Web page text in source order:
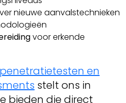
nieuwe aanvalstechnieken
voor erkende
penetratietesten en
stelt ons in
bieden die direct